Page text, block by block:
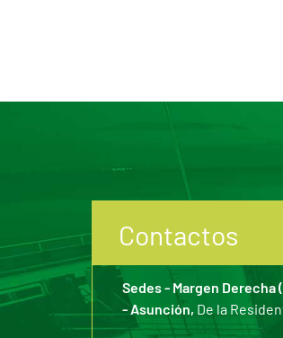
Contactos
Sedes - Margen Derecha
- Asunción, De la